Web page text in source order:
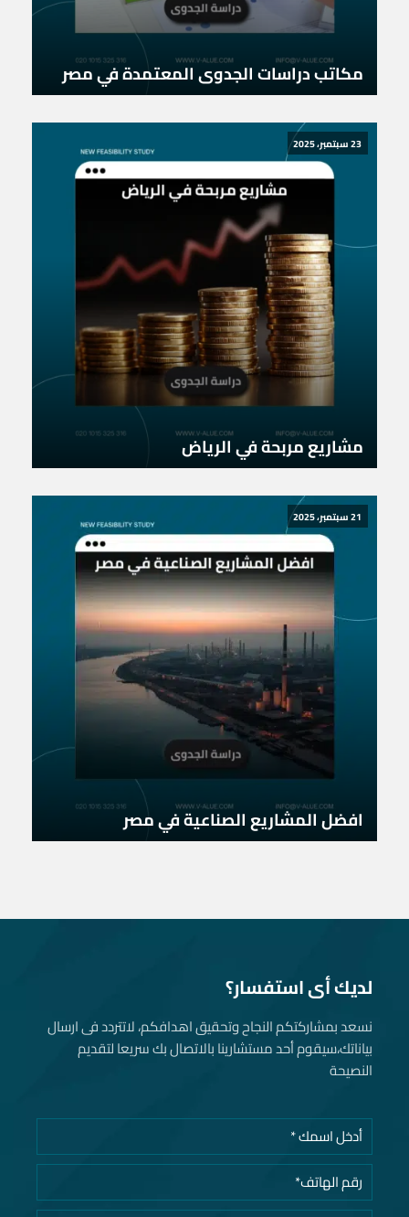
مكاتب دراسات الجدوى المعتمدة في مصر
23 سبتمبر، 2025
مشاريع مربحة في الرياض
21 سبتمبر، 2025
افضل المشاريع الصناعية في مصر
لديك أى استفسار؟
نسعد بمشاركتكم النجاح وتحقيق اهدافكم، لاتتردد فى ارسال
بياناتك، سيقوم أحد مستشارينا بالاتصال بك سريعا لتقديم
النصيحة